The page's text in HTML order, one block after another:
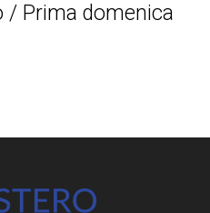
/ Prima domenica